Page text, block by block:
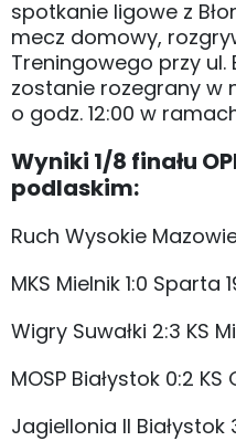
spotkanie ligowe z
mecz domowy,
Treningowego przy ul.
zostanie rozegrany w
o godz. 12:00 w
Wyniki 1/8 finału
podlaskim:
Ruch Wysokie
MKS Mielnik 1:0 Sparta
Wigry Suwałki 2:3 KS
MOSP Białystok 0:2
Jagiellonia II Białystok